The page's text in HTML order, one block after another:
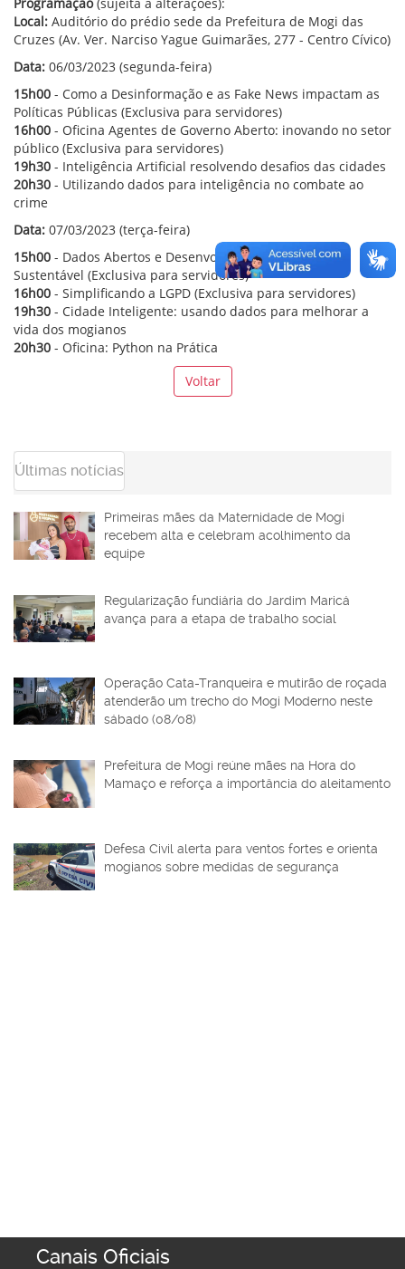
Local: Auditório do prédio sede da Prefeitura de Mogi das
Cruzes (Av. Ver. Narciso Yague Guimarães, 277 - Centro Cívico)
Data: 06/03/2023 (segunda-feira)
15h00 - Como a Desinformação e as Fake News impactam as
Políticas Públicas (Exclusiva para servidores)
16h00 - Oficina Agentes de Governo Aberto: inovando no setor
público (Exclusiva para servidores)
19h30 - Inteligência Artificial resolvendo desafios das cidades
20h30 - Utilizando dados para inteligência no combate ao
crime
Data: 07/03/2023 (terça-feira)
15h00 - Dados Abertos e Desenvolvimento
Sustentável (Exclusiva para servidores)
16h00 - Simplificando a LGPD (Exclusiva para servidores)
19h30 - Cidade Inteligente: usando dados para melhorar a
vida dos mogianos
20h30 - Oficina: Python na Prática
Voltar
Últimas notícias
Primeiras mães da Maternidade de Mogi
recebem alta e celebram acolhimento da
equipe
Regularização fundiária do Jardim Maricá
avança para a etapa de trabalho social
Operação Cata-Tranqueira e mutirão de roçada
atenderão um trecho do Mogi Moderno neste
sábado (08/08)
Prefeitura de Mogi reúne mães na Hora do
Mamaço e reforça a importância do aleitamento
Defesa Civil alerta para ventos fortes e orienta
mogianos sobre medidas de segurança
Canais Oficiais